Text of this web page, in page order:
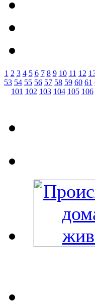
1 2 3 4 5 6 7 8 9 10 11 12
53 54 55 56 57 58 59 60 61
101 102 103 104 105 106